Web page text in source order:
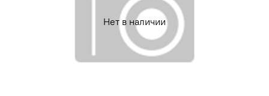
Нет в наличии